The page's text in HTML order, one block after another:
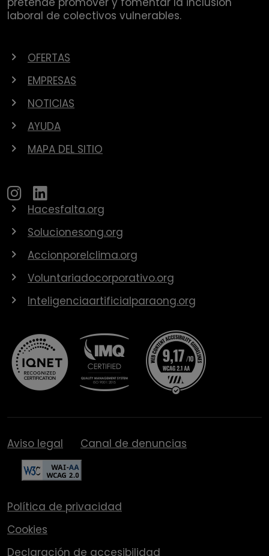
laboral de colectivos vulnerables.
OFERTAS
EMPRESAS
NOTICIAS
AYUDA
MAPA DEL SITIO
Hacesfalta.org
Solucionesong.org
Accionporelclima.org
Voluntariadocorporativo.org
Inteligenciaartificialparaong.org
Aviso legal Canal de denuncias
Política de privacidad
Cookies
Declaración de accesibilidad